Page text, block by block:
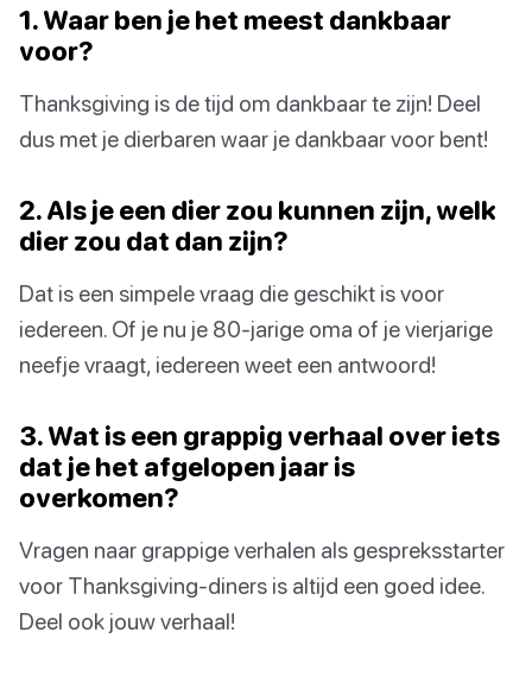
1. Waar ben je het meest dankbaar
voor?
Thanksgiving is de tijd om dankbaar te zijn! Deel
dus met je dierbaren waar je dankbaar voor bent!
2. Als je een dier zou kunnen zijn, welk
dier zou dat dan zijn?
Dat is een simpele vraag die geschikt is voor
iedereen. Of je nu je 80-jarige oma of je vierjarige
neefje vraagt, iedereen weet een antwoord!
3. Wat is een grappig verhaal over iets
dat je het afgelopen jaar is
overkomen?
Vragen naar grappige verhalen als gespreksstarter
voor Thanksgiving-diners is altijd een goed idee.
Deel ook jouw verhaal!